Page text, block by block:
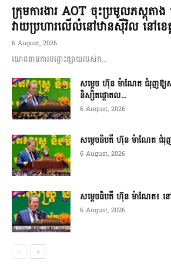
ក្រុមការងារ AOT ចុះប្រមូលភស្តុតា
វាយប្រហារលើលំនៅឋានស៊ីវិល នៅខេត្
6 August, 2026
យោងតាមការបង្ហោះផ្សាយរបស់ក...
សម្តេច ហ៊ុន ម៉ាណែត ជំរុញឱ្យ
និស្សិតផ្តោតល...
6 August, 2026
សម្តេចធិបតី ហ៊ុន ម៉ាណែត ជំរុ
6 August, 2026
សម្តេចធិបតី ហ៊ុន ម៉ាណែត៖ ន
6 August, 2026